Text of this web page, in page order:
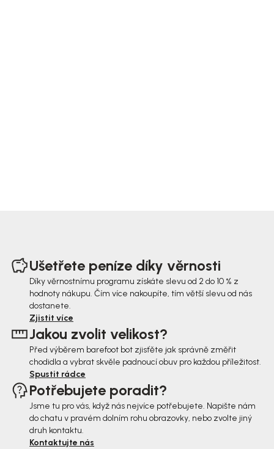
Ušetřete peníze díky věrnosti
Díky věrnostnímu programu získáte slevu od 2 do 10 % z
hodnoty nákupu. Čím více nakoupíte, tím větší slevu od nás
dostanete.
Zjistit více
Jakou zvolit velikost?
Před výběrem barefoot bot zjisťěte jak správně změřit
chodidla a vybrat skvěle padnoucí obuv pro každou příležitost.
Spustit rádce
Potřebujete poradit?
Jsme tu pro vás, když nás nejvíce potřebujete. Napište nám
do chatu v pravém dolním rohu obrazovky, nebo zvolte jiný
druh kontaktu.
Kontaktujte nás